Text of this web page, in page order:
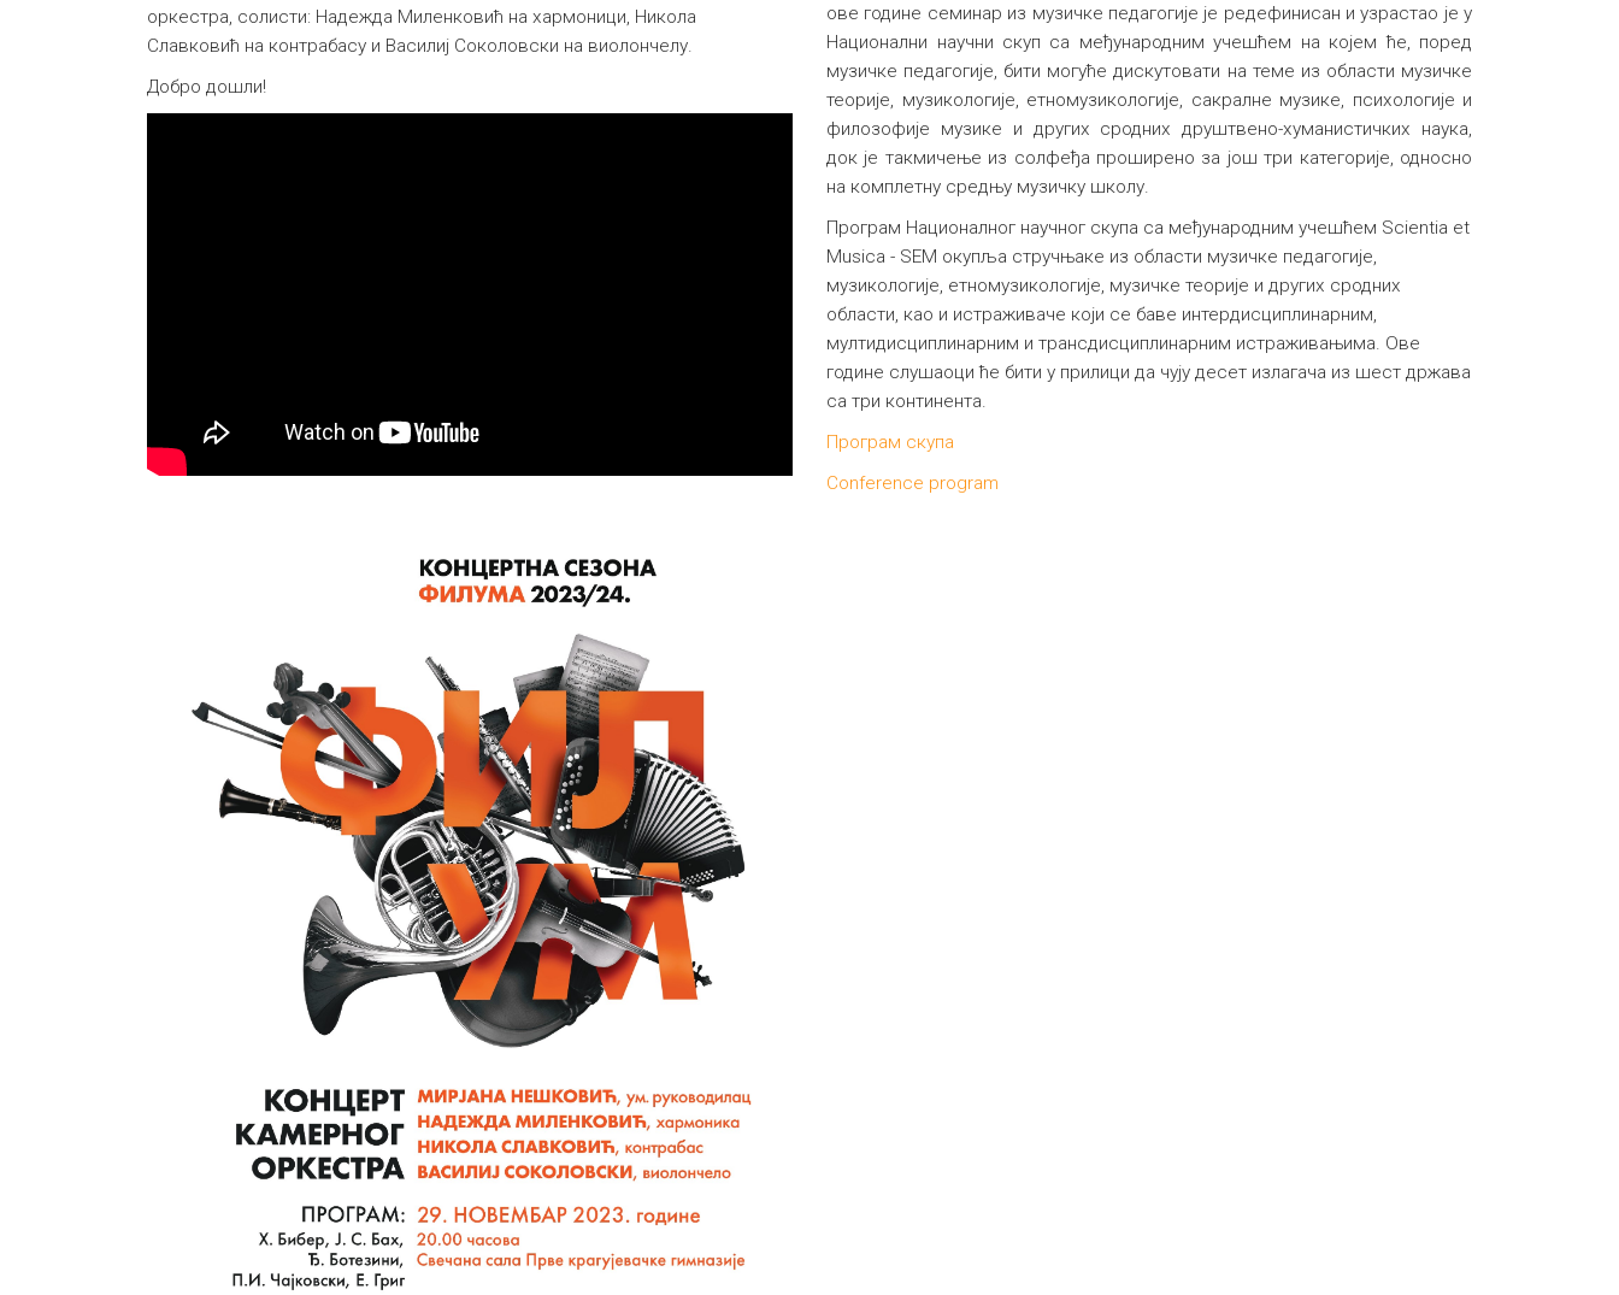
оркестра, солисти: Надежда Миленковић на хармоници, Никола
Славковић на контрабасу и Василиј Соколовски на виолончелу.
Добро дошли!
ове године семинар из музичке педагогије је редефинисан и узрастао је у
Национални научни скуп са међународним учешћем на којем ће, поред
музичке педагогије, бити могуће дискутовати на теме из области музичке
теорије, музикологије, етномузикологије, сакралне музике, психологије и
филозофије музике и других сродних друштвено-хуманистичких наука,
док је такмичење из солфеђа проширено за још три категорије, односно
на комплетну средњу музичку школу.
Програм Националног научног скупа са међународним учешћем Scientia et
Musica - SEM окупља стручњаке из области музичке педагогије,
музикологије, етномузикологије, музичке теорије и других сродних
области, као и истраживаче који се баве интердисциплинарним,
мултидисциплинарним и трансдисциплинарним истраживањима. Ове
године слушаоци ће бити у прилици да чују десет излагача из шест држава
са три континента.
Програм скупа
Conference program